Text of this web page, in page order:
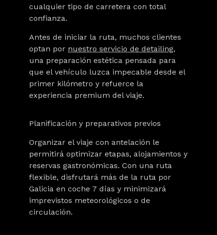
cualquier tipo de carretera con total
confianza.
Antes de iniciar la ruta, muchos clientes
optan por nuestro servicio de detailing,
una preparación estética pensada para
que el vehículo luzca impecable desde el
primer kilómetro y refuerce la
experiencia premium del viaje.
Planificación y preparativos previos
Organizar el viaje con antelación le
permitirá optimizar etapas, alojamientos y
reservas gastronómicas. Con una ruta
flexible, disfrutará más de la ruta por
Galicia en coche 7 días y minimizará
imprevistos meteorológicos o de
circulación.